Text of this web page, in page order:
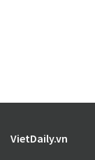
VietDaily.vn